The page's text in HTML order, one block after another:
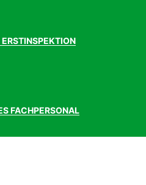
FACHPERSONAL